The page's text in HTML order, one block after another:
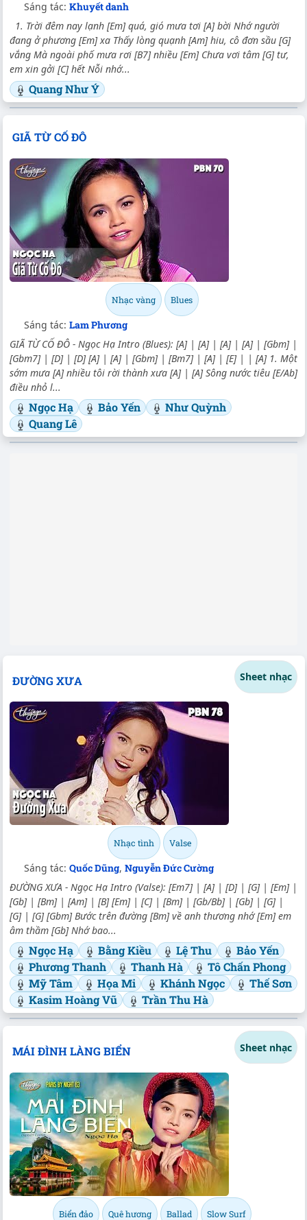
Sáng tác: Khuyết danh
1. Trời đêm nay lạnh [Em] quá, gió mưa tơi [A] bời Nhớ người
đang ở phương [Em] xa Thấy lòng quạnh [Am] hiu, cô đơn sầu [G]
vắng Mà ngoài phố mưa rơi [B7] nhiều [Em] Chưa vơi tâm [G] tư,
em xin gởi [C] hết Nỗi nhớ...
Quang Như Ý
GIÃ TỪ CỐ ĐÔ
Nhạc vàng Blues
Sáng tác: Lam Phương
GIÃ TỪ CỐ ĐÔ - Ngọc Hạ Intro (Blues): [A] | [A] | [A] | [A] | [Gbm] |
[Gbm7] | [D] | [D] [A] | [A] | [Gbm] | [Bm7] | [A] | [E] | | [A] 1. Một
sớm mưa [A] nhiều tôi rời thành xưa [A] | [A] Sông nước tiêu [E/Ab]
điều nhỏ l...
Ngọc Hạ Bảo Yến
Như Quỳnh
Quang Lê
ĐƯỜNG XƯA Sheet nhạc
Nhạc tình Valse
Sáng tác: Quốc Dũng, Nguyễn Đức Cường
ĐƯỜNG XƯA - Ngọc Hạ Intro (Valse): [Em7] | [A] | [D] | [G] | [Em] |
[Gb] | [Bm] | [Am] | [B] [Em] | [C] | [Bm] | [Gb/Bb] | [Gb] | [G] |
[G] | [G] [Gbm] Bước trên đường [Bm] về anh thương nhớ [Em] em
âm thầm [Gb] Nhớ bao...
Ngọc Hạ Bằng Kiều Lệ Thu
Bảo Yến
Phương Thanh
Thanh Hà
Tô Chấn Phong
Mỹ Tâm
Họa Mi Khánh Ngọc
Thế Sơn
Kasim Hoàng Vũ
Trần Thu Hà
MÁI ĐÌNH LÀNG BIỂN Sheet nhạc
Biển đảo Quê hương Ballad Slow Surf